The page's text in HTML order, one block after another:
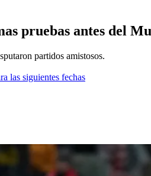
pruebas antes del
partidos amistosos.
las siguientes fechas